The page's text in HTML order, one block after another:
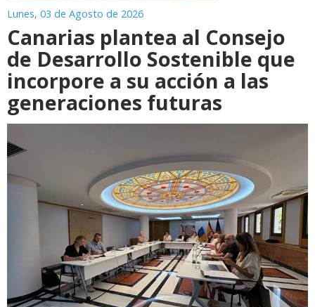
Lunes, 03 de Agosto de 2026
Canarias plantea al Consejo
de Desarrollo Sostenible que
incorpore a su acción a las
generaciones futuras